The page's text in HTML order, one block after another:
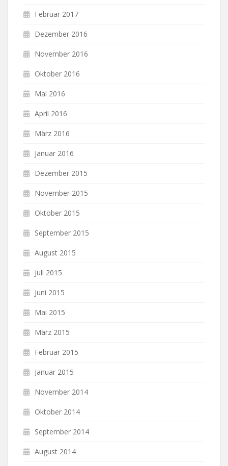
Februar 2017
Dezember 2016
November 2016
Oktober 2016
Mai 2016
April 2016
März 2016
Januar 2016
Dezember 2015
November 2015
Oktober 2015
September 2015
August 2015
Juli 2015
Juni 2015
Mai 2015
März 2015
Februar 2015
Januar 2015
November 2014
Oktober 2014
September 2014
August 2014